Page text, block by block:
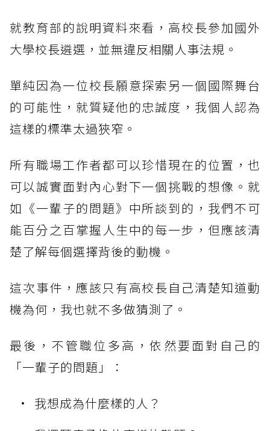
就教育部的說明資料來看，高校長參加國外
大學校長遴選，並無違反相關人事法規。
單純因為一位校長願意探索另一個國際舞台
的可能性，就質疑他的忠誠度，我個人認為
這樣的標準太過狹窄。
所有職場工作者都可以珍惜現在的位置，也
可以誠實面對內心對下一個挑戰的想像。就
如《一輩子的問題》中所談到的，我們不可
能百分之百掌握人生中的每一步，但應該清
楚了解每個選擇背後的動機。
這次事件，應該只有高校長自己清楚知道動
機為何，我也就不多做猜測了。
最後，不管職位多高，依然要面對自己的
「一輩子的問題」：
我想成為什麼樣的人？